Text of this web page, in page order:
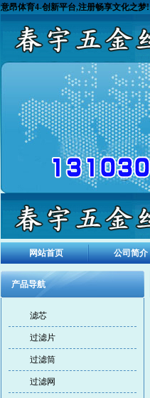
意昂体育4-创新平台,注册畅享文化之梦!
网站首页 公司简介
产品导航
滤芯
过滤片
过滤筒
过滤网